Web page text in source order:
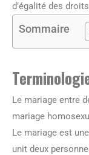
d’égalité des
Sommaire
Le mariage entre
mariage
Le mariage est
unit deux